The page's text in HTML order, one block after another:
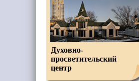
Духовно-
просветительский
центр